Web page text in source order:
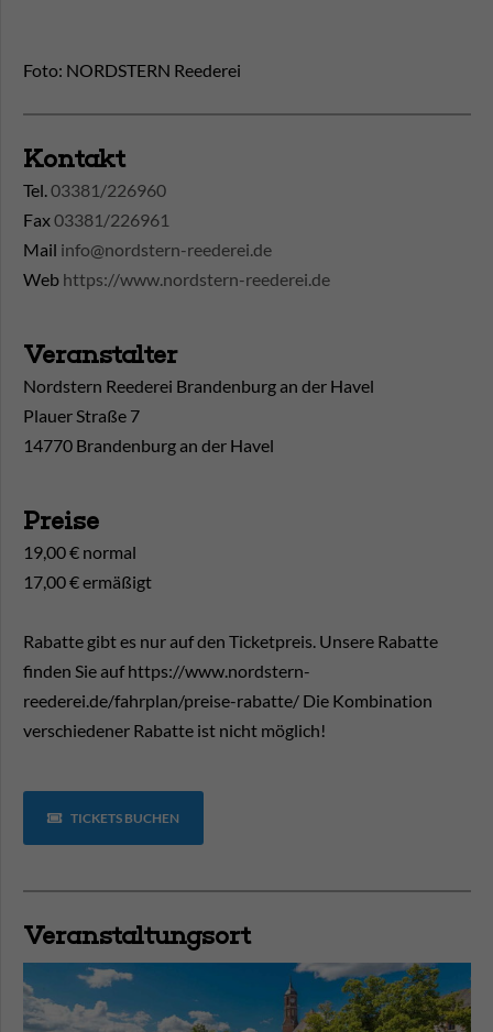
Foto: NORDSTERN Reederei
Kontakt
Tel.03381/226960
Fax03381/226961
Mail info@nordstern-reederei.de
Web https://www.nordstern-reederei.de
Veranstalter
Nordstern Reederei Brandenburg an der Havel
Plauer Straße 7
14770 Brandenburg an der Havel
Preise
19,00 € normal
17,00 € ermäßigt
Rabatte gibt es nur auf den Ticketpreis. Unsere Rabatte
finden Sie auf https://www.nordstern-
reederei.de/fahrplan/preise-rabatte/ Die Kombination
verschiedener Rabatte ist nicht möglich!
TICKETS BUCHEN
Veranstaltungsort